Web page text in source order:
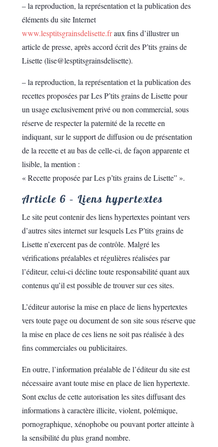
– la reproduction, la représentation et la publication des
éléments du site Internet
www.lesptitsgrainsdelisette.fraux fins d’illustrer un
article de presse, après accord écrit des P’tits grains de
Lisette (lise@lesptitsgrainsdelisette).
– la reproduction, la représentation et la publication des
recettes proposées par Les P’tits grains de Lisette pour
un usage exclusivement privé ou non commercial, sous
réserve de respecter la paternité de la recette en
indiquant, sur le support de diffusion ou de présentation
de la recette et au bas de celle-ci, de façon apparente et
lisible, la mention :
« Recette proposée par Les p’tits grains de Lisette” ».
Article 6 – Liens hypertextes
Le site peut contenir des liens hypertextes pointant vers
d’autres sites internet sur lesquels Les P’tits grains de
Lisette n’exercent pas de contrôle. Malgré les
vérifications préalables et régulières réalisées par
l’éditeur, celui-ci décline toute responsabilité quant aux
contenus qu’il est possible de trouver sur ces sites.
L’éditeur autorise la mise en place de liens hypertextes
vers toute page ou document de son site sous réserve que
la mise en place de ces liens ne soit pas réalisée à des
fins commerciales ou publicitaires.
En outre, l’information préalable de l’éditeur du site est
nécessaire avant toute mise en place de lien hypertexte.
Sont exclus de cette autorisation les sites diffusant des
informations à caractère illicite, violent, polémique,
pornographique, xénophobe ou pouvant porter atteinte à
la sensibilité du plus grand nombre.